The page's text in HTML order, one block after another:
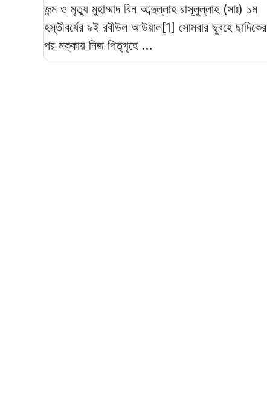
জন্ম ও মৃত্যু মুহাম্মাদ বিন আব্দুল্লাহ রাসূলুল্লাহ (সাঃ) ১ম
হস্তীবর্ষের ৯ই রবীউল আউয়াল[1] সোমবার ছুবহে ছাদিকের
পর মক্কায় নিজ পিতৃগৃহে ...